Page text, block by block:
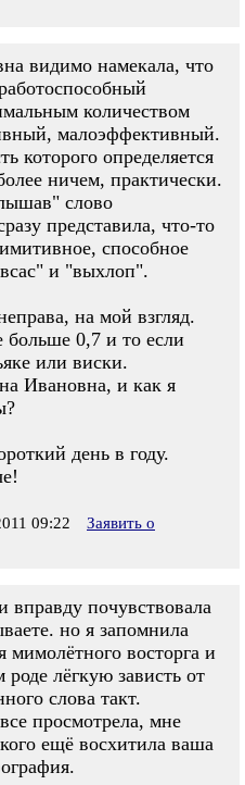
видимо намекала, что
количеством
малоэффективный.
которого определяется
ничем, практически.
слово
представила, что-то
способное
и "выхлоп".
на мой взгляд.
0,7 и то если
или виски.
Ивановна, и как я
день в году.
09:22
Заявить о
вправду почувствовала
но я запомнила
восторга и
лёгкую зависть от
слова такт.
просмотрела, мне
ещё восхитила ваша